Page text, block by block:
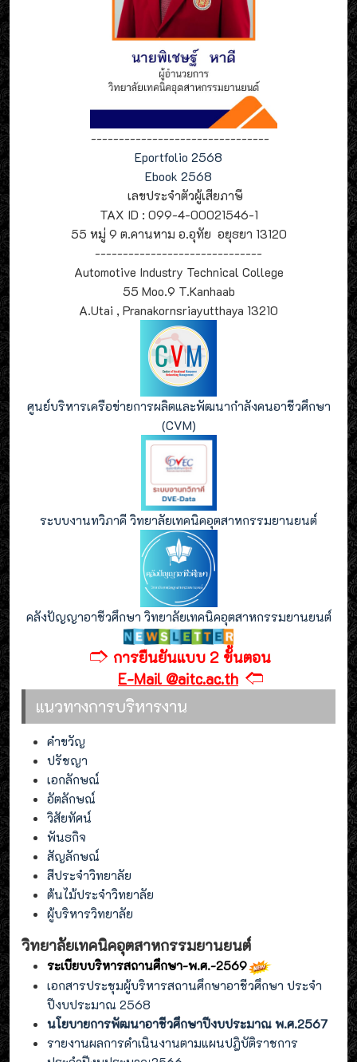
--------------------------------
Eportfolio 2568
Ebook 2568
เลขประจำตัวผู้เสียภาษี
TAX ID : 099-4-00021546-1
55 หมู่ 9 ต.คานหาม อ.อุทัย อยุธยา 13120
------------------------------
Automotive Industry Technical College
55 Moo.9 T.Kanhaab
A.Utai , Pranakornsriayutthaya 13210
ศูนย์บริหารเครือข่ายการผลิตและพัฒนากำลังคนอาชีวศึกษา
(CVM)
ระบบงานทวิภาคี วิทยาลัยเทคนิคอุตสาหกรรมยานยนต์
คลังปัญญาอาชีวศึกษา วิทยาลัยเทคนิคอุตสาหกรรมยานยนต์
🢣 การยืนยันแบบ 2 ขั้นตอน
E-Mail @aitc.ac.th 🢢
แนวทางการบริหารงาน
คำขวัญ
ปรัชญา
เอกลักษณ์
อัตลักษณ์
วิสัยทัศน์
พันธกิจ
สัญลักษณ์
สีประจำวิทยาลัย
ต้นไม้ประจำวิทยาลัย
ผู้บริหารวิทยาลัย
วิทยาลัยเทคนิคอุตสาหกรรมยานยนต์
ระเบียบบริหารสถานศึกษา-พ.ศ.-2569
เอกสารประชุมผู้บริหารสถานศึกษาอาชีวศึกษา ประจำ
ปีงบประมาณ 2568
นโยบายการพัฒนาอาชีวศึกษาปีงบประมาณ พ.ศ.2567
รายงานผลการดำเนินงานตามแผนปฎิบัติราชการ